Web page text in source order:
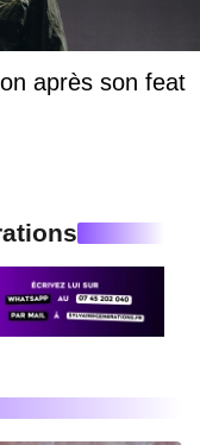
après son feat